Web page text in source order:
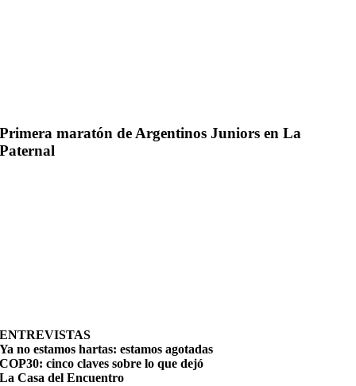
Primera maratón de Argentinos Juniors en La
Paternal
ENTREVISTAS
Ya no estamos hartas: estamos agotadas
COP30: cinco claves sobre lo que dejó
La Casa del Encuentro